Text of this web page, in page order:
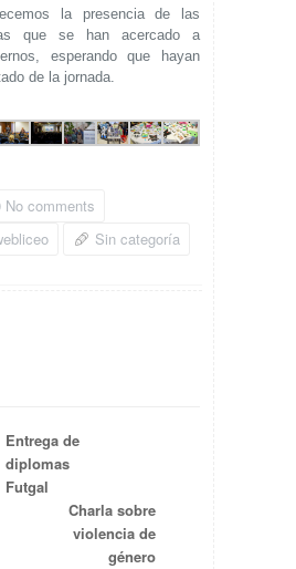
la presencia de las
que se han acercado a
esperando que hayan
de la jornada.
No comments
Sin categoría
Entrega de
diplomas
Futgal
Charla sobre
violencia de
género